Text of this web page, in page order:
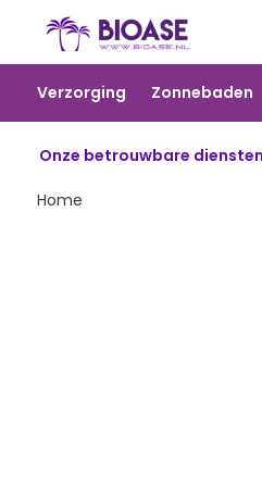
Verzorging Zonnebaden
Onze betrouwbare
Home